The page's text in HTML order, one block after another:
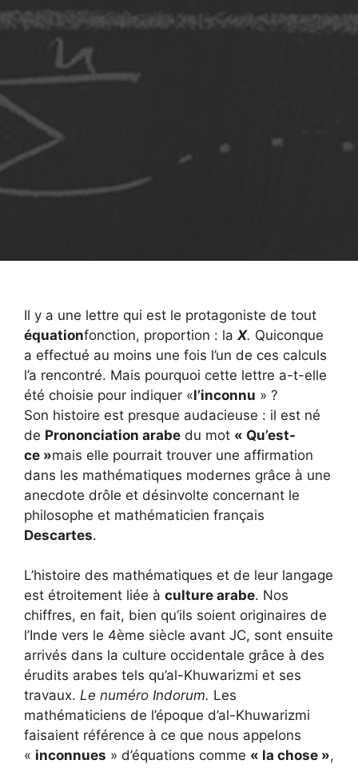
Il y a une lettre qui est le protagoniste de tout
équationfonction, proportion : la X. Quiconque
a effectué au moins une fois l’un de ces calculs
l’a rencontré. Mais pourquoi cette lettre a-t-elle
été choisie pour indiquer «l’inconnu » ?
Son histoire est presque audacieuse : il est né
de Prononciation arabe du mot « Qu’est-
ce »mais elle pourrait trouver une affirmation
dans les mathématiques modernes grâce à une
anecdote drôle et désinvolte concernant le
philosophe et mathématicien français
Descartes.
L’histoire des mathématiques et de leur langage
est étroitement liée à culture arabe. Nos
chiffres, en fait, bien qu’ils soient originaires de
l’Inde vers le 4ème siècle avant JC, sont ensuite
arrivés dans la culture occidentale grâce à des
érudits arabes tels qu’al-Khuwarizmi et ses
travaux. Le numéro Indorum. Les
mathématiciens de l’époque d’al-Khuwarizmi
faisaient référence à ce que nous appelons
« inconnues » d’équations comme « la chose »,